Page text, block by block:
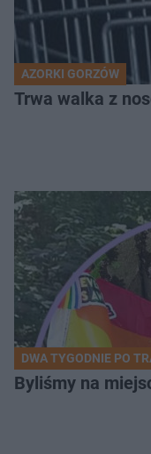
AZORKI GORZÓW
Trwa walka z
DWA TYGODNIE PO
Byliśmy na